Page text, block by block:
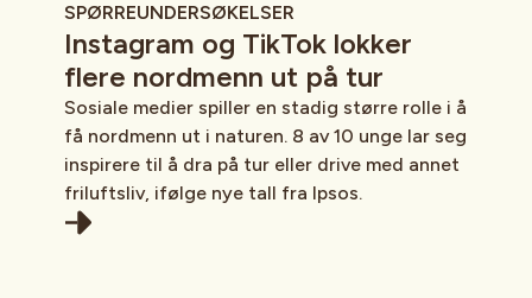
SPØRREUNDERSØKELSER
Instagram og TikTok lokker
flere nordmenn ut på tur
Sosiale medier spiller en stadig større rolle i å
få nordmenn ut i naturen. 8 av 10 unge lar seg
inspirere til å dra på tur eller drive med annet
friluftsliv, ifølge nye tall fra Ipsos.